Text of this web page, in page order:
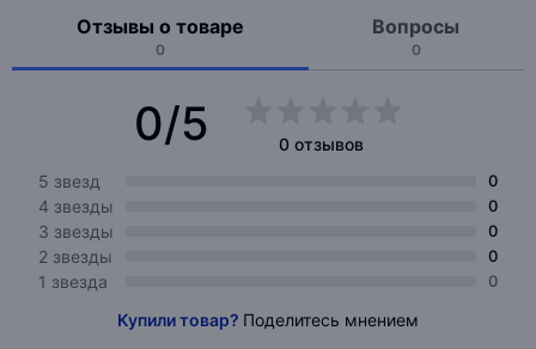
Отзывы о товаре
0
Вопросы
0
0/5
0 отзывов
5 звезд
0
4 звезды 0
3 звезды 0
2 звезды 0
1 звезда 0
Купили товар? Поделитесь мнением